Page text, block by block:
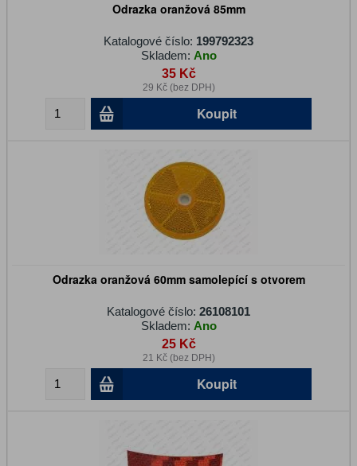
Odrazka oranžová 85mm
Katalogové číslo: 199792323
Skladem: Ano
35 Kč
29 Kč (bez DPH)
Koupit
Odrazka oranžová 60mm samolepící s otvorem
Katalogové číslo: 26108101
Skladem: Ano
25 Kč
21 Kč (bez DPH)
Koupit